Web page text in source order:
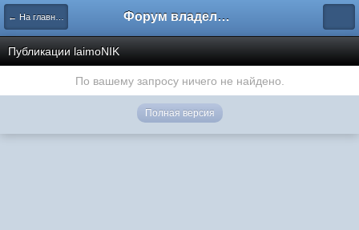
← На главную Форум владельцев интернет-магазинов
Публикации laimoNIK
По вашему запросу ничего не найдено.
Полная версия